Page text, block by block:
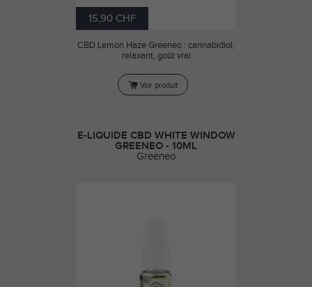
15,90 CHF
CBD Lemon Haze Greeneo : cannabidiol,
relaxant, goût vrai
Voir produit
E-LIQUIDE CBD WHITE WINDOW
GREENEO - 10ML
Greeneo